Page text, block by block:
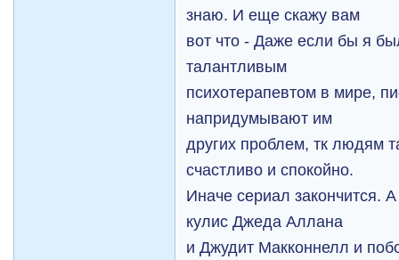
знаю. И еще скажу вам
вот что - Даже если бы я
тaлaнтливым
психотерапевтом в мире,
напридумывают им
других проблем, тк людям
счастливо и спокойно.
Иначе сериал закончится.
кулис Джеда Аллана
и Джудит Макконнелл и